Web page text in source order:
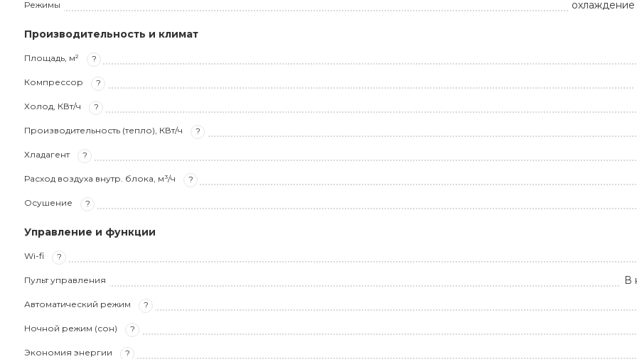
Режимы
Производительность и климат
Площадь, м² ?
Компрессор ?
Холод, КВт/ч ?
Производительность (тепло), КВт/ч ?
Хладагент ?
Расход воздуха внутр. блока, м³/ч ?
Осушение ?
Управление и функции
Wi-fi ?
Пульт управления В
Автоматический режим ?
Ночной режим (сон) ?
Экономия энергии ?